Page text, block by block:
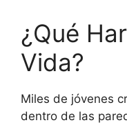
¿Qué
Vida?
Miles de jóvenes
dentro de las